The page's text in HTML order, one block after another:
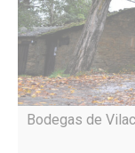
Bodegas de